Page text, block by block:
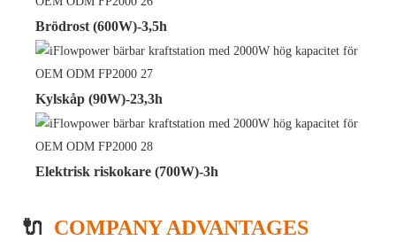
Brödrost (600W)-3,5h
Kylskåp (90W)-23,3h
Elektrisk riskokare (700W)-3h
🔌 COMPANY ADVANTAGES